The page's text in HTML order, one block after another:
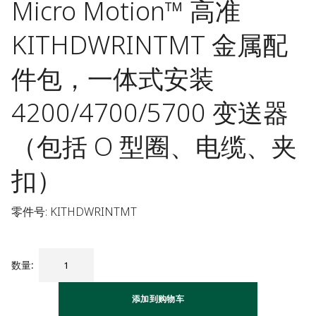
Micro Motion™ 高准
KITHDWRINTMT 金属配
件包，一体式安装
4200/4700/5700 变送器
（包括 O 型圈、电缆、夹
扣）
零件号: KITHDWRINTMT
数量:
添加到购物车